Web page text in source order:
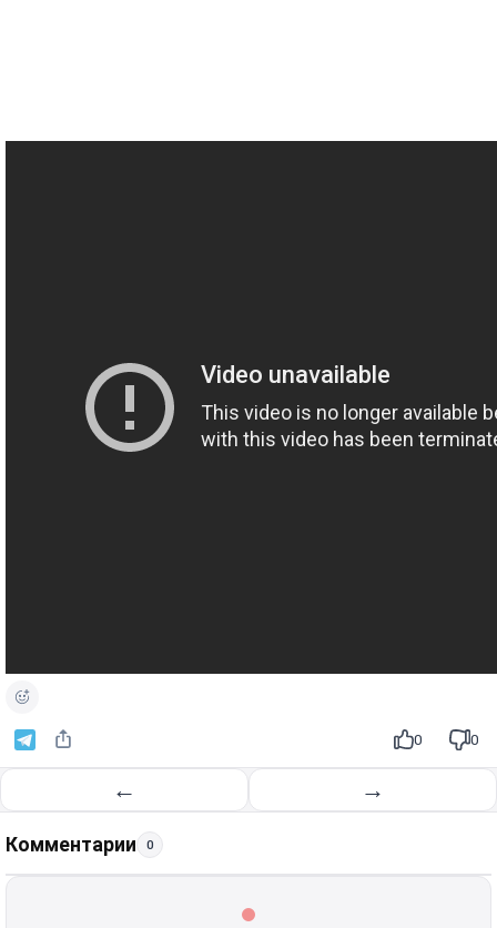
0 0
← →
Комментарии 0